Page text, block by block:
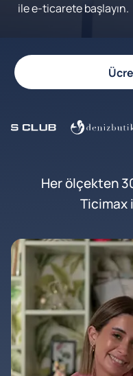
ile e-ticarete başlayın.
Her ölçekten
Ticimax